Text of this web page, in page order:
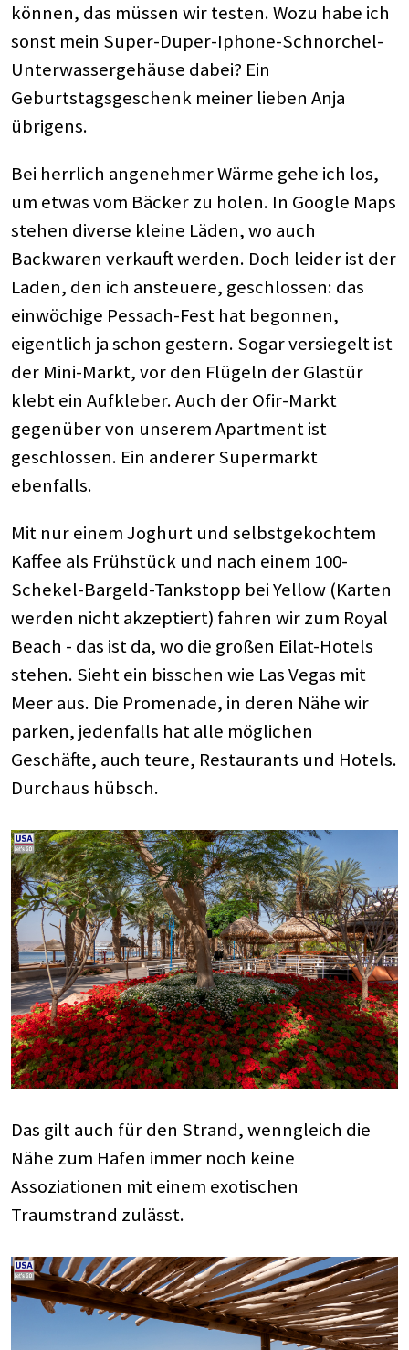
können, das müssen wir testen. Wozu habe ich
sonst mein Super-Duper-Iphone-Schnorchel-
Unterwassergehäuse dabei? Ein
Geburtstagsgeschenk meiner lieben Anja
übrigens.
Bei herrlich angenehmer Wärme gehe ich los,
um etwas vom Bäcker zu holen. In Google Maps
stehen diverse kleine Läden, wo auch
Backwaren verkauft werden. Doch leider ist der
Laden, den ich ansteuere, geschlossen: das
einwöchige Pessach-Fest hat begonnen,
eigentlich ja schon gestern. Sogar versiegelt ist
der Mini-Markt, vor den Flügeln der Glastür
klebt ein Aufkleber. Auch der Ofir-Markt
gegenüber von unserem Apartment ist
geschlossen. Ein anderer Supermarkt
ebenfalls.
Mit nur einem Joghurt und selbstgekochtem
Kaffee als Frühstück und nach einem 100-
Schekel-Bargeld-Tankstopp bei Yellow (Karten
werden nicht akzeptiert) fahren wir zum Royal
Beach - das ist da, wo die großen Eilat-Hotels
stehen. Sieht ein bisschen wie Las Vegas mit
Meer aus. Die Promenade, in deren Nähe wir
parken, jedenfalls hat alle möglichen
Geschäfte, auch teure, Restaurants und Hotels.
Durchaus hübsch.
Das gilt auch für den Strand, wenngleich die
Nähe zum Hafen immer noch keine
Assoziationen mit einem exotischen
Traumstrand zulässt.